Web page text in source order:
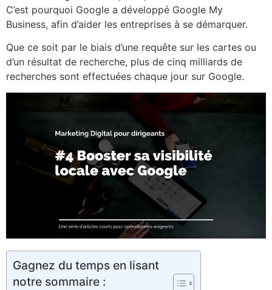
C’est pourquoi Google a développé Google My
Business, afin d’aider les entreprises à se démarquer.
Que ce soit par le biais d’une requête sur les cartes ou
d’un résultat de recherche, plus de cinq milliards de
recherches sont effectuées chaque jour sur Google.
Gagnez du temps en lisant
notre sommaire :